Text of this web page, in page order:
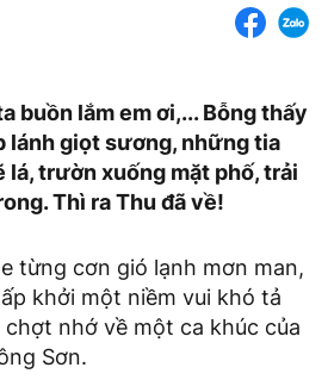
buồn lắm em ơi,... Bỗng thấy
lánh giọt sương, những tia
lá, trườn xuống mặt phố, trải
Thì ra Thu đã về!
từng cơn gió lạnh mơn man,
khởi một niềm vui khó tả
nhớ về một ca khúc của
Sơn.